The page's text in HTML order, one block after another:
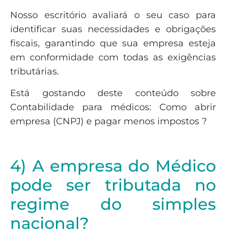
Nosso escritório avaliará o seu caso para
identificar suas necessidades e obrigações
fiscais, garantindo que sua empresa esteja
em conformidade com todas as exigências
tributárias.
Está gostando deste conteúdo sobre
Contabilidade para médicos: Como abrir
empresa (CNPJ) e pagar menos impostos ?
4) A empresa do Médico
pode ser tributada no
regime do simples
nacional?